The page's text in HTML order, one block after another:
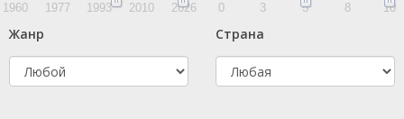
1960 1977 1993 2010 2026 0 3 5 8 10
Жанр Страна